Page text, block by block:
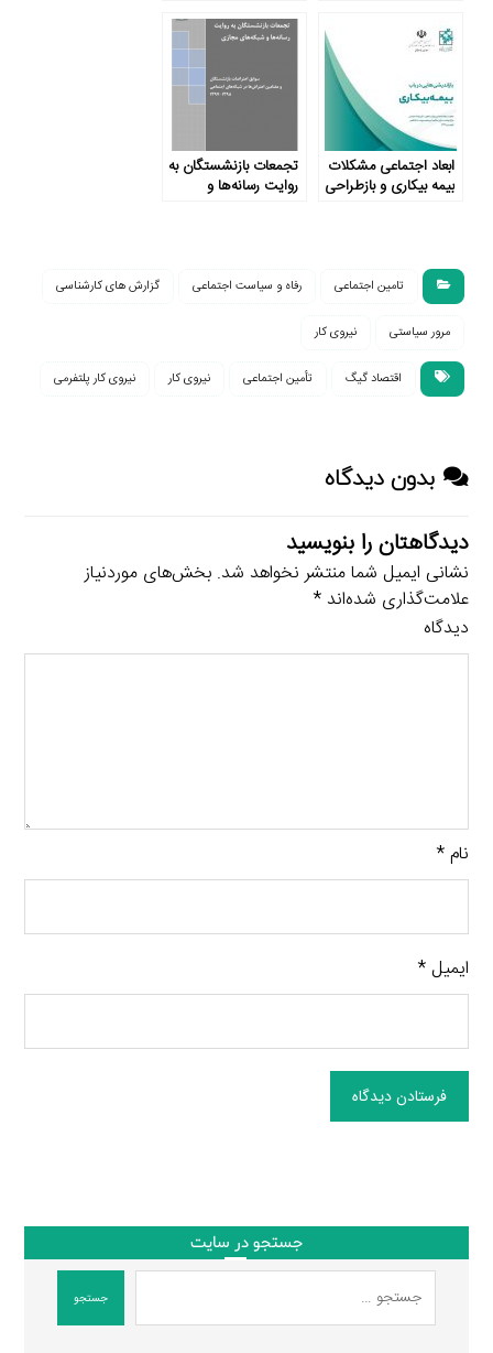
ابعاد اجتماعی مشکلات
بیمه بیکاری و بازطراحی
تجمعات بازنشستگان به
روایت رسانه‌ها و
تامین اجتماعی رفاه و سیاست اجتماعی گزارش های کارشناسی
مرور سیاستی نیروی کار
اقتصاد گیگ تأمین اجتماعی نیروی کار نیروی کار پلتفرمی
بدون دیدگاه
دیدگاهتان را بنویسید
نشانی ایمیل شما منتشر نخواهد شد. بخش‌های موردنیاز
علامت‌گذاری شده‌اند*
دیدگاه
نام*
ایمیل*
فرستادن دیدگاه
جستجو در سایت
جستجو